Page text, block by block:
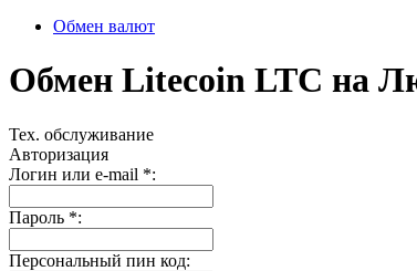
Обмен валют
Обмен Litecoin LTC на
Тех. обслуживание
Авторизация
Логин или e-mail *:
Пароль *:
Персональный пин код: